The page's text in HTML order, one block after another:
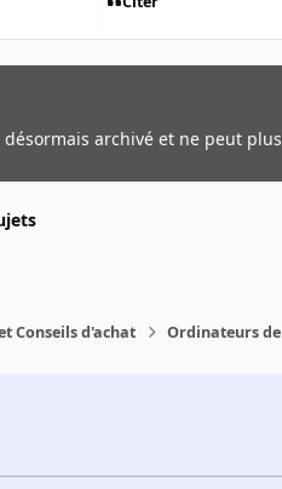
désormais archivé et ne peut
Conseils d'achat Ordinateurs